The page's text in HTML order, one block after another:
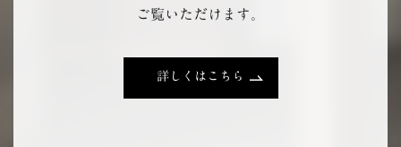
ご覧いただけます。
詳しくはこちら